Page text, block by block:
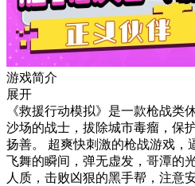
游戏简介
展开
《救援行动模拟》是一款枪战类
沙场的战士，拔除城市毒瘤，保
扬善。 超爽快刺激的枪战游戏，
飞舞的瞬间，弹无虚发，哥潭的
人质，击败凶狠的黑手帮，注意